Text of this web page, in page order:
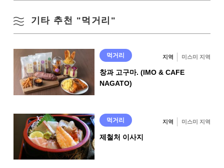
고기 하늘 와카메 우동
기타 추천 "먹거리"
먹거리 지역 미스미 지역
창과 고구마. (IMO & CAFE
NAGATO)
먹거리 지역 미스미 지역
제철처 이사지